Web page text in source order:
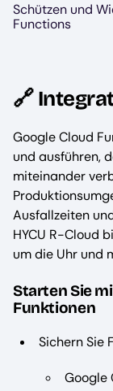
Schützen und
Functions
🔗
Google Cloud
und ausführen,
miteinander
Ausfallzeiten
HYCU R-Cloud
um die Uhr und
Starten Sie
Funktionen
Sichern Sie
Google